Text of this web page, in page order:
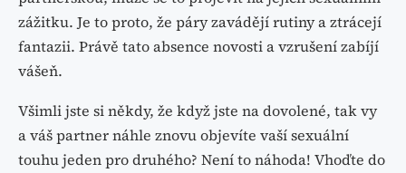
zážitku. Je to proto, že páry zavádějí rutiny a ztrácejí
fantazii. Právě tato absence novosti a vzrušení zabíjí
vášeň.
Všimli jste si někdy, že když jste na dovolené, tak vy
a váš partner náhle znovu objevíte vaší sexuální
touhu jeden pro druhého? Není to náhoda! Vhoďte do